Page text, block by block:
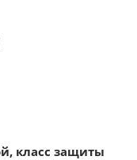
класс защиты